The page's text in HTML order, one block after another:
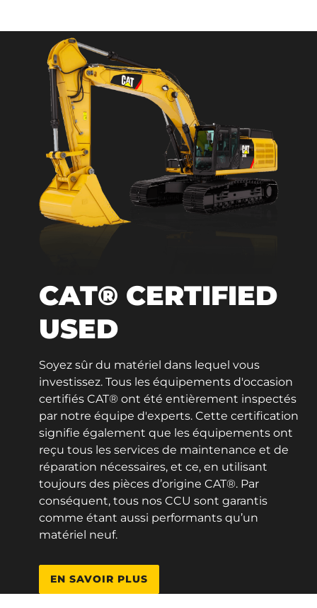
CAT® CERTIFIED
USED
Soyez sûr du matériel dans lequel vous
investissez. Tous les équipements d'occasion
certifiés CAT® ont été entièrement inspectés
par notre équipe d'experts. Cette certification
signifie également que les équipements ont
reçu tous les services de maintenance et de
réparation nécessaires, et ce, en utilisant
toujours des pièces d’origine CAT®. Par
conséquent, tous nos CCU sont garantis
comme étant aussi performants qu’un
matériel neuf.
EN SAVOIR PLUS